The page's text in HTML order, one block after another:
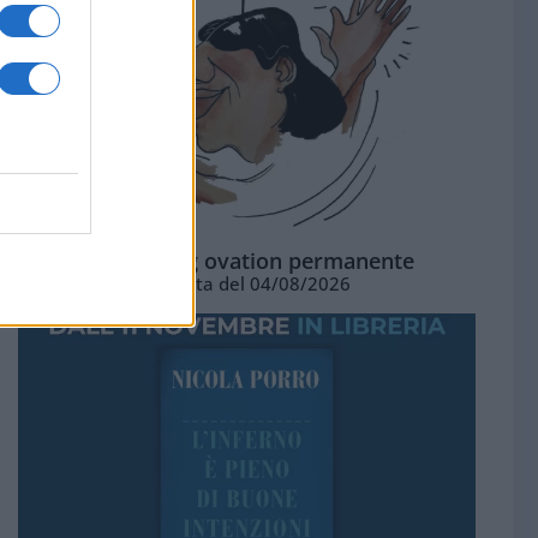
La standing ovation permanente
Vignetta del 04/08/2026